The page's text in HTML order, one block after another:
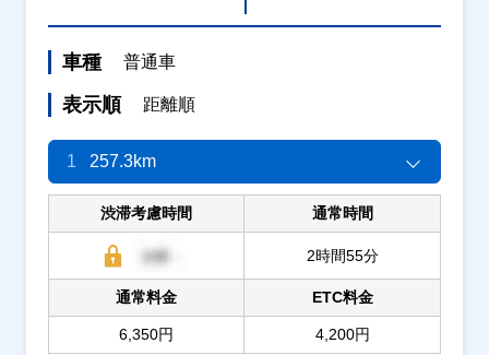
車種 普通車
表示順 距離順
1 257.3km
渋滞考慮時間 通常時間
2時間55分
通常料金
6,350円
ETC料金
4,200円